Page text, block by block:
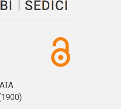
DC, Descarga de PDFs,